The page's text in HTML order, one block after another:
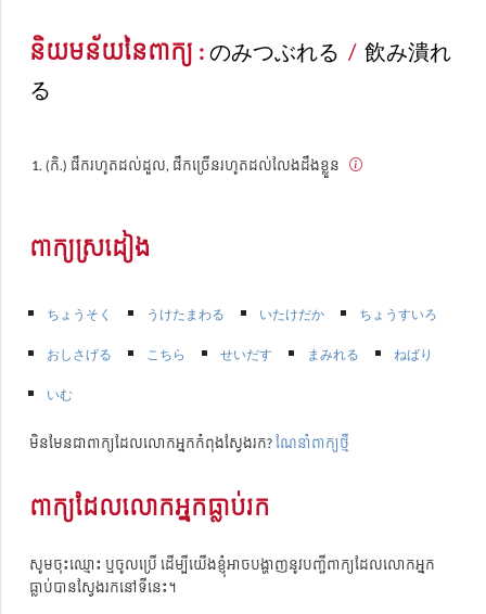
និយមន័យនៃពាក្យ :のみつぶれる / 飲み潰れ
る
(កិ.) ផឹករហូតដល់ដួល, ផឹកច្រើនរហូតដល់លែងដឹងខ្លួន
ពាក្យស្រដៀង
ちょうそく うけたまわる いたけだか
ちょうすいろ
おしさげる
こちら せいだす まみれる
ねばり
いむ
មិនមែនជាពាក្យដែលលោកអ្នកកំពុងស្វែងរក?ណែនាំពាក្យថ្មី
ពាក្យដែលលោកអ្នកធ្លាប់រក
សូមចុះឈ្មោះ ឬចូលប្រើ ដើម្បីយើងខ្ញុំអាចបង្ហាញនូវបញ្ជីពាក្យដែលលោកអ្នក
ធ្លាប់បានស្វែងរកនៅទីនេះ។